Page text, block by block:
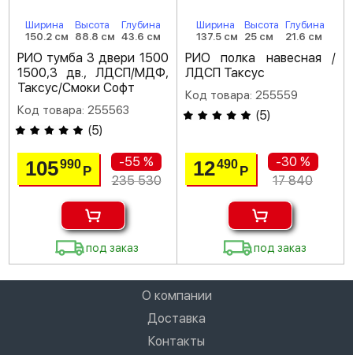
Ширина
150.2 см
Высота
88.8 см
Глубина
43.6 см
РИО тумба 3 двери 1500
1500,3 дв., ЛДСП/МДФ,
Таксус/Смоки Софт
Код товара: 255563
(5)
105990Р
-55 %
235 530
под заказ
Ширина
137.5 см
Высота
25 см
Глубина
21.6 см
РИО полка навесная /
ЛДСП Таксус
Код товара: 255559
(5)
12490 Р
-30 %
17 840
под заказ
О компании
Доставка
Контакты